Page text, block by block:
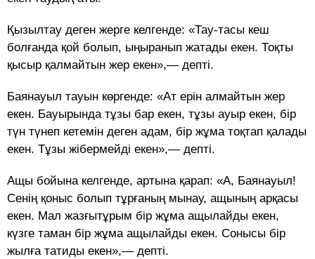
Қызылтау деген жерге келгенде: «Тау-тасы кеш
болғанда қой болып, ыңыранып жатады екен. Тоқты
қысыр қалмайтын жер екен»,— депті.
Баянауыл тауын көргенде: «Ат ерін алмайтын жер
екен. Бауырында тұзы бар екен, тұзы ауыр екен, бір
түн түнеп кетемін деген адам, бір жұма тоқтап қалады
екен. Тұзы жібермейді екен»,— депті.
Ащы бойына келгенде, артына қарап: «А, Баянауыл!
Сенің қоныс болып тұрғаның мынау, ащының арқасы
екен. Мал жазғытұрым бір жұма ащылайды екен,
күзге таман бір жұма ащылайды екен. Сонысы бір
жылға татиды екен»,— депті.